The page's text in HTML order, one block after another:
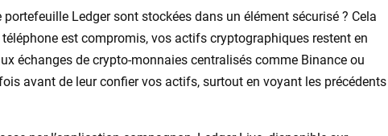
Ledger sont stockées dans un élément sécurisé ? Cela
est compromis, vos actifs cryptographiques restent en
échanges de crypto-monnaies centralisés comme Binance ou
avant de leur confier vos actifs, surtout en voyant les précédents